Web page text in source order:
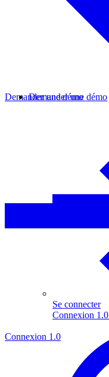
Demander une démo
Connexion 1.0
Demander une démo
Se connecter
Connexion 1.0